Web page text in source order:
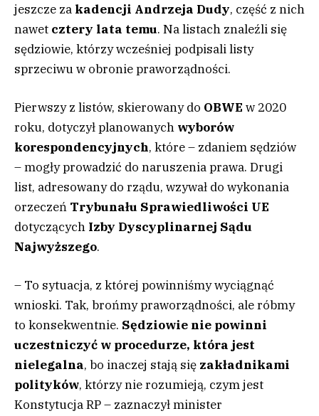
jeszcze za kadencji Andrzeja Dudy, część z nich
nawet cztery lata temu. Na listach znaleźli się
sędziowie, którzy wcześniej podpisali listy
sprzeciwu w obronie praworządności.
Pierwszy z listów, skierowany do OBWE w 2020
roku, dotyczył planowanych wyborów
korespondencyjnych, które – zdaniem sędziów
– mogły prowadzić do naruszenia prawa. Drugi
list, adresowany do rządu, wzywał do wykonania
orzeczeń Trybunału Sprawiedliwości UE
dotyczących Izby Dyscyplinarnej Sądu
Najwyższego.
– To sytuacja, z której powinniśmy wyciągnąć
wnioski. Tak, brońmy praworządności, ale róbmy
to konsekwentnie. Sędziowie nie powinni
uczestniczyć w procedurze, która jest
nielegalna, bo inaczej stają się zakładnikami
polityków, którzy nie rozumieją, czym jest
Konstytucja RP – zaznaczył minister